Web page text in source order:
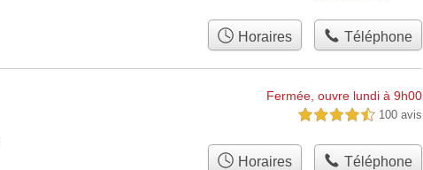
Horaires Téléphone
Fermée, ouvre lundi à 9h00
4,5 étoiles sur 5 100 avis
Horaires Téléphone